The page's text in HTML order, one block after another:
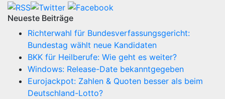
Neueste Beiträge
Richterwahl für Bundesverfassungsgericht:
Bundestag wählt neue Kandidaten
BKK für Heilberufe: Wie geht es weiter?
Windows: Release-Date bekanntgegeben
Eurojackpot: Zahlen & Quoten besser als beim
Deutschland-Lotto?